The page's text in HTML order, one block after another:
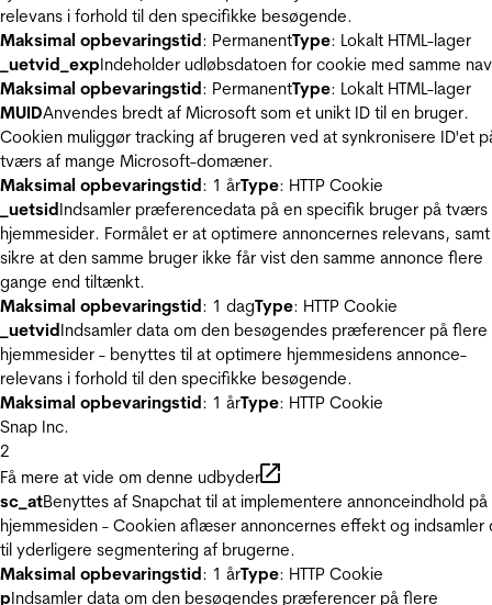
relevans i forhold til den specifikke besøgende.
Maksimal opbevaringstid: PermanentType: Lokalt HTML-lager
_uetvid_expIndeholder udløbsdatoen for cookie med samme
Maksimal opbevaringstid: PermanentType: Lokalt HTML-lager
MUIDAnvendes bredt af Microsoft som et unikt ID til en bruger.
Cookien muliggør tracking af brugeren ved at synkronisere ID'et
tværs af mange Microsoft-domæner.
Maksimal opbevaringstid: 1 årType: HTTP Cookie
_uetsidIndsamler præferencedata på en specifik bruger på tværs
hjemmesider. Formålet er at optimere annoncernes relevans, samt
sikre at den samme bruger ikke får vist den samme annonce flere
gange end tiltænkt.
Maksimal opbevaringstid: 1 dagType: HTTP Cookie
_uetvidIndsamler data om den besøgendes præferencer på flere
hjemmesider - benyttes til at optimere hjemmesidens annonce-
relevans i forhold til den specifikke besøgende.
Maksimal opbevaringstid: 1 årType: HTTP Cookie
Snap Inc.
2
Få mere at vide om denne udbyder
sc_atBenyttes af Snapchat til at implementere annonceindhold på
hjemmesiden - Cookien aflæser annoncernes effekt og indsamler
til yderligere segmentering af brugerne.
Maksimal opbevaringstid: 1 årType: HTTP Cookie
pIndsamler data om den besøgendes præferencer på flere